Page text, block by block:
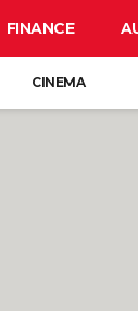
FINANCE
CINEMA